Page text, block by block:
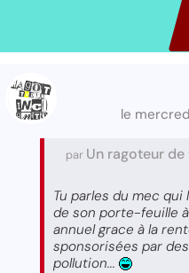
le
par Un ragoteur
Tu parles du mec
de son porte-feuille
annuel grace à la
sponsorisées par
pollution...